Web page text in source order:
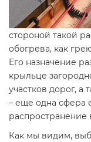
стороной такой
обогрева, как
Его назначение
крыльце
участков дорог, а
– еще одна сфера
распространение
Как мы видим,